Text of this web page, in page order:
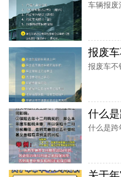
车辆报废
报废
报废车不
什么
什么是跨